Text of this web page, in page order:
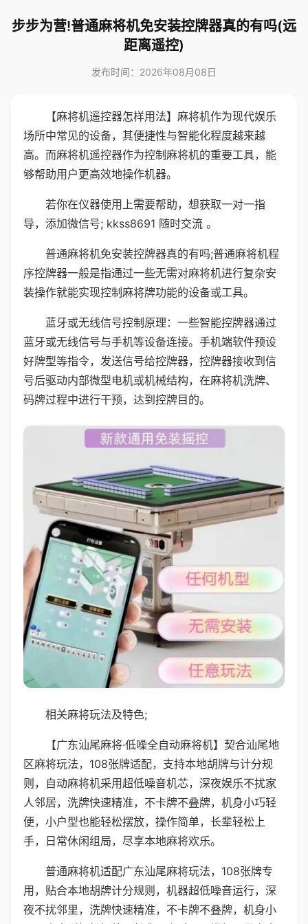
步步为营!普通麻将机免安装控牌器真的有吗(远
距离遥控)
发布时间：2026年08月08日
【麻将机遥控器怎样用法】麻将机作为现代娱乐
场所中常见的设备，其便捷性与智能化程度越来越
高。而麻将机遥控器作为控制麻将机的重要工具，能
够帮助用户更高效地操作机器。
若你在仪器使用上需要帮助，想获取一对一指
导，添加微信号; kkss8691 随时交流 。
普通麻将机免安装控牌器真的有吗;普通麻将机程
序控牌器一般是指通过一些无需对麻将机进行复杂安
装操作就能实现控制麻将牌功能的设备或工具。
蓝牙或无线信号控制原理：一些智能控牌器通过
蓝牙或无线信号与手机等设备连接。手机端软件预设
好牌型等指令，发送信号给控牌器，控牌器接收到信
号后驱动内部微型电机或机械结构，在麻将机洗牌、
码牌过程中进行干预，达到控牌目的。
相关麻将玩法及特色;
【广东汕尾麻将·低噪全自动麻将机】契合汕尾地
区麻将玩法，108张牌适配，支持本地胡牌与计分规
则，自动麻将机采用超低噪音机芯，深夜娱乐不扰家
人邻居，洗牌快速精准，不卡牌不叠牌，机身小巧轻
便，小户型也能轻松摆放，操作简单，长辈轻松上
手，日常休闲组局，尽享本地麻将欢乐。
普通麻将机适配广东汕尾麻将玩法，108张牌专
用，贴合本地胡牌计分规则，机器超低噪音运行，深
夜不扰邻里，洗牌快速精准，不卡牌不叠牌，机身小